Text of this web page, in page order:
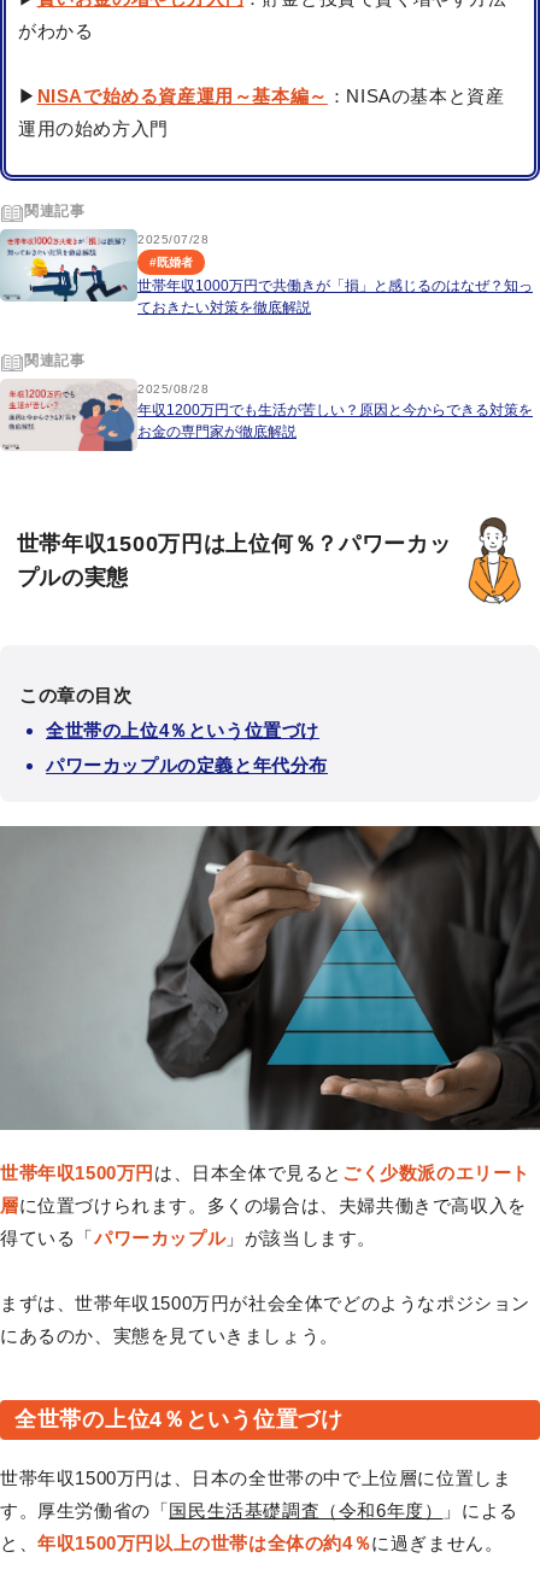
がわかる
▶ NISAで始める資産運用～基本編～ ：NISAの基本と資産
運用の始め方入門
関連記事
2025/07/28
#既婚者
世帯年収1000万円で共働きが「損」と感じるのはなぜ？知っ
ておきたい対策を徹底解説
関連記事
2025/08/28
年収1200万円でも生活が苦しい？原因と今からできる対策を
お金の専門家が徹底解説
世帯年収1500万円は上位何％？パワーカッ
プルの実態
この章の目次
全世帯の上位4％という位置づけ
パワーカップルの定義と年代分布
世帯年収1500万円 は、日本全体で見ると ごく少数派のエリート
層に位置づけられます。多くの場合は、夫婦共働きで高収入を
得ている「パワーカップル」が該当します。
まずは、世帯年収1500万円が社会全体でどのようなポジション
にあるのか、実態を見ていきましょう。
全世帯の上位4％という位置づけ
世帯年収1500万円は、日本の全世帯の中で上位層に位置しま
す。厚生労働省の「国民生活基礎調査（令和6年度）
」による
と、年収1500万円以上の世帯は全体の約4％に過ぎません。